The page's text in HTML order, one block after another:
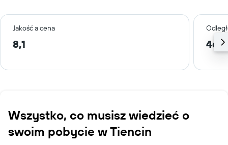
Jakość a cena
8,1
Wszystko, co musisz wiedzieć o
swoim pobycie w Tiencin